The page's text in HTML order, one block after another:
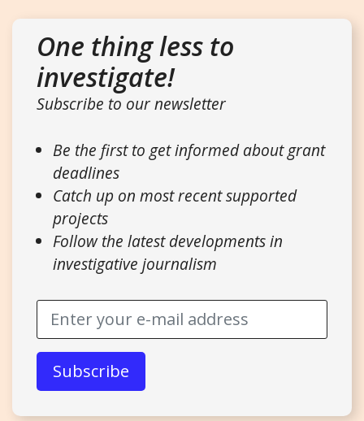
One thing less to
investigate!
Subscribe to our newsletter
Be the first to get informed about grant
deadlines
Catch up on most recent supported
projects
Follow the latest developments in
investigative journalism